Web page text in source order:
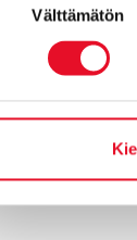
Välttämätön